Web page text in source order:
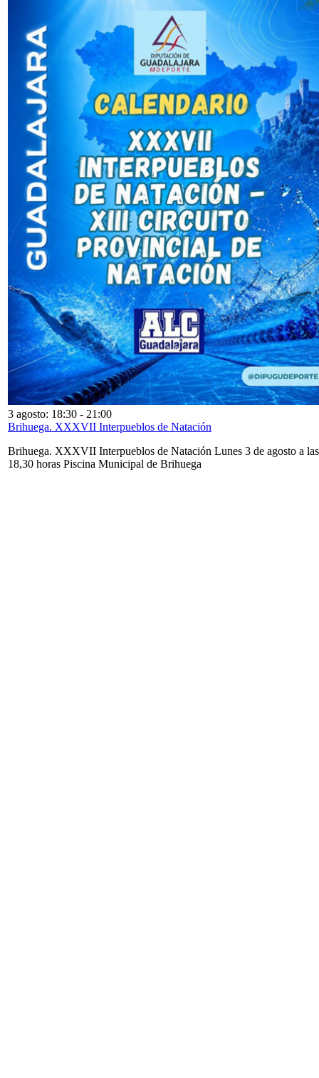
3 agosto: 18:30 - 21:00
Brihuega. XXXVII Interpueblos de Natación
Brihuega. XXXVII Interpueblos de Natación Lunes 3 de agosto a las
18,30 horas Piscina Municipal de Brihuega